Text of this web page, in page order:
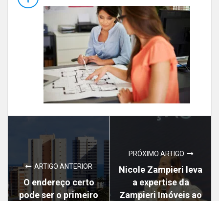
ARTIGO ANTERIOR
O endereço certo
pode ser o primeiro
PRÓXIMO ARTIGO
Nicole Zampieri leva
a expertise da
Zampieri Imóveis ao